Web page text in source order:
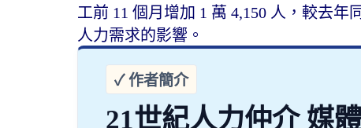
工前 11 個月增加 1 萬 4,150 人，較去
人力需求的影響。
21世紀人力仲介 媒